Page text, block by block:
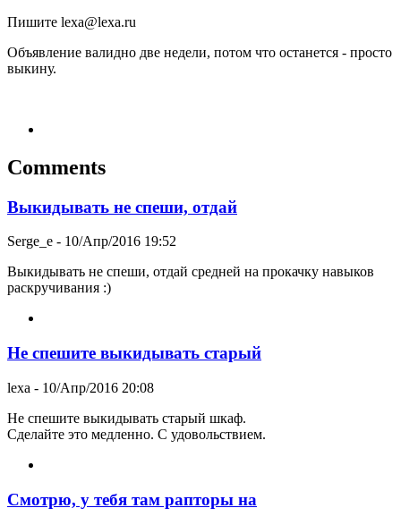
Пишите lexa@lexa.ru
Объявление валидно две недели, потом что останется - просто
выкину.
Comments
Выкидывать не спеши, отдай
Serge_e - 10/Апр/2016 19:52
Выкидывать не спеши, отдай средней на прокачку навыков
раскручивания :)
Не спешите выкидывать старый
lexa - 10/Апр/2016 20:08
Не спешите выкидывать старый шкаф.
Сделайте это медленно. С удовольствием.
Смотрю, у тебя там рапторы на